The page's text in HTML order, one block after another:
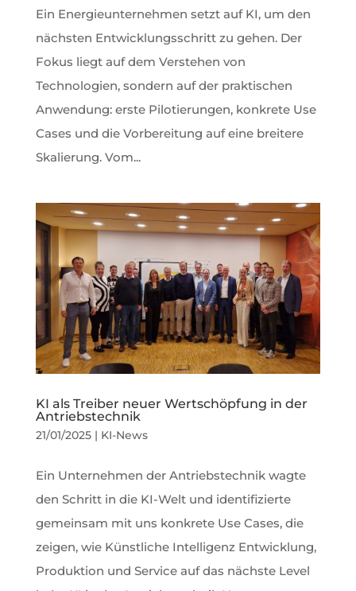
Ein Energieunternehmen setzt auf KI, um den
nächsten Entwicklungsschritt zu gehen. Der
Fokus liegt auf dem Verstehen von
Technologien, sondern auf der praktischen
Anwendung: erste Pilotierungen, konkrete Use
Cases und die Vorbereitung auf eine breitere
Skalierung. Vom...
KI als Treiber neuer Wertschöpfung in der
Antriebstechnik
21/01/2025| KI-News
Ein Unternehmen der Antriebstechnik wagte
den Schritt in die KI-Welt und identifizierte
gemeinsam mit uns konkrete Use Cases, die
zeigen, wie Künstliche Intelligenz Entwicklung,
Produktion und Service auf das nächste Level